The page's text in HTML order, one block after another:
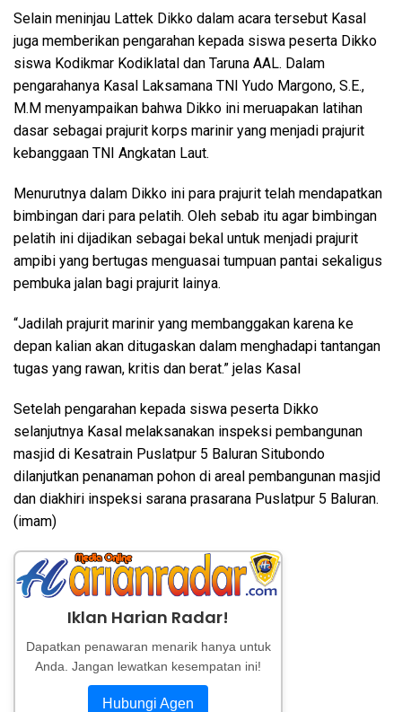
Selain meninjau Lattek Dikko dalam acara tersebut Kasal
juga memberikan pengarahan kepada siswa peserta Dikko
siswa Kodikmar Kodiklatal dan Taruna AAL. Dalam
pengarahanya Kasal Laksamana TNI Yudo Margono, S.E.,
M.M menyampaikan bahwa Dikko ini meruapakan latihan
dasar sebagai prajurit korps marinir yang menjadi prajurit
kebanggaan TNI Angkatan Laut.
Menurutnya dalam Dikko ini para prajurit telah mendapatkan
bimbingan dari para pelatih. Oleh sebab itu agar bimbingan
pelatih ini dijadikan sebagai bekal untuk menjadi prajurit
ampibi yang bertugas menguasai tumpuan pantai sekaligus
pembuka jalan bagi prajurit lainya.
“Jadilah prajurit marinir yang membanggakan karena ke
depan kalian akan ditugaskan dalam menghadapi tantangan
tugas yang rawan, kritis dan berat.” jelas Kasal
Setelah pengarahan kepada siswa peserta Dikko
selanjutnya Kasal melaksanakan inspeksi pembangunan
masjid di Kesatrain Puslatpur 5 Baluran Situbondo
dilanjutkan penanaman pohon di areal pembangunan masjid
dan diakhiri inspeksi sarana prasarana Puslatpur 5 Baluran.
(imam)
Iklan Harian Radar!
Dapatkan penawaran menarik hanya untuk
Anda. Jangan lewatkan kesempatan ini!
Hubungi Agen